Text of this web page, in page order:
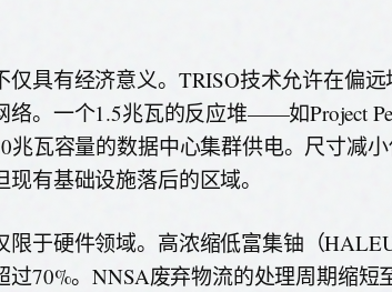
仅具有经济意义。TRISO技术允许在偏
络。一个1.5兆瓦的反应堆——如Project
兆瓦容量的数据中心集群供电。尺寸减
现有基础设施落后的区域。
限于硬件领域。高浓缩低富集铀（
过70%。NNSA废弃物流的处理周期缩短